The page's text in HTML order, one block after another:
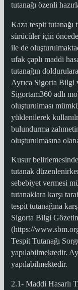
tutanağı özenli
Kaza tespit
sürücüler için
ile de
ufak çaplı maddi
tutanağın
Ayrıca Sigorta Bilgi
Sigortam360 adlı
oluşturulması
yüklenilerek
bulundurma
oluşturulmasına
Kusur
tutanak
sebebiyet vermesi
tutanaklara karşı
tespit tutanağına
Sigorta Bilgi
(https://
Tespit Tutanağı
yapılabilmektedir.
yapılabilmektedir.
2.1- Maddi Hasarlı